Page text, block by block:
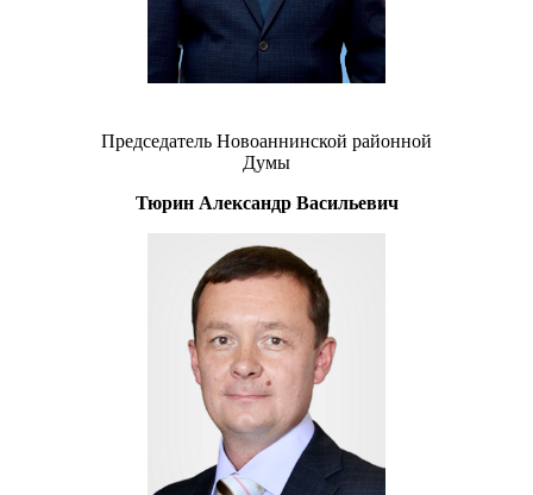
Председатель Новоаннинской районной
Думы
Тюрин Александр Васильевич